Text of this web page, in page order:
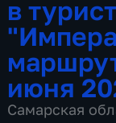
в
июня
Самарская